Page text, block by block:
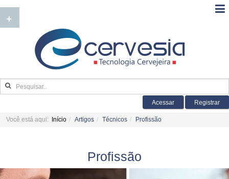
Acessar Registrar
Você está aqui: Início Artigos Técnicos Profissão
Profissão
+